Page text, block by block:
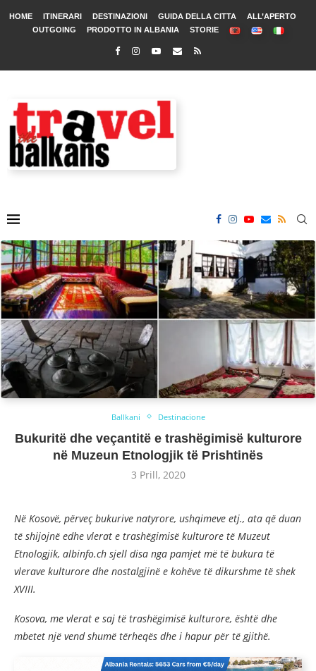
HOME ITINERARI DESTINAZIONI GUIDA DELLA CITTA
ALL’APERTO
OUTGOING
PRODOTTO IN ALBANIA STORIE
Ballkani Destinacione
Bukuritë dhe veçantitë e trashëgimisë kulturore
në Muzeun Etnologjik të Prishtinës
3 Prill, 2020
Në Kosovë, përveç bukurive natyrore, ushqimeve etj., ata që duan
të shijojnë edhe vlerat e trashëgimisë kulturore të Muzeut
Etnologjik, albinfo.ch sjell disa nga pamjet më të bukura të
vlerave kulturore dhe nostalgjinë e kohëve të dikurshme të shek
XVIII.
Kosova, me vlerat e saj të trashëgimisë kulturore, është dhe
mbetet një vend shumë tërheqës dhe i hapur për të gjithë.